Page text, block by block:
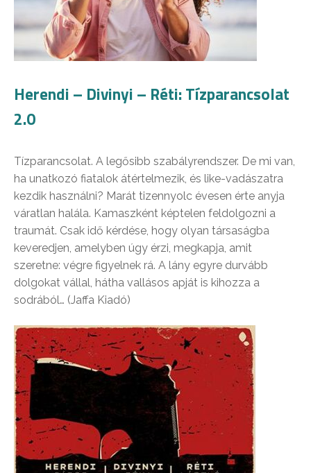
Herendi – Divinyi – Réti: Tízparancsolat
2.0
Tízparancsolat. A legősibb szabályrendszer. De mi van,
ha unatkozó fiatalok átértelmezik, és like-vadászatra
kezdik használni? Marát tizennyolc évesen érte anyja
váratlan halála. Kamaszként képtelen feldolgozni a
traumát. Csak idő kérdése, hogy olyan társaságba
keveredjen, amelyben úgy érzi, megkapja, amit
szeretne: végre figyelnek rá. A lány egyre durvább
dolgokat vállal, hátha vallásos apját is kihozza a
sodrából… (Jaffa Kiadó)